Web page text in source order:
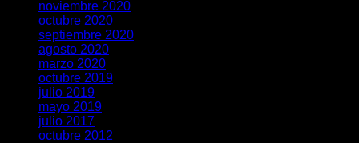
noviembre 2020
octubre 2020
septiembre 2020
agosto 2020
marzo 2020
octubre 2019
julio 2019
mayo 2019
julio 2017
octubre 2012